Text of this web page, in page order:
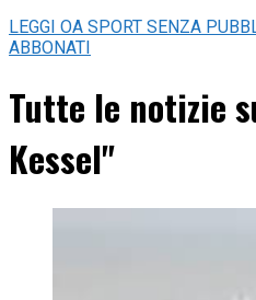
LEGGI OA SPORT SENZA
ABBONATI
Tutte le notizie
Kessel"